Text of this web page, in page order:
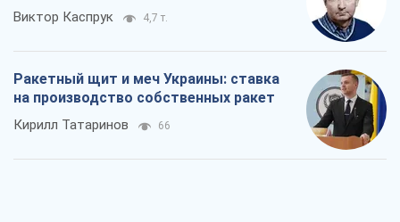
Виктор Каспрук 4,7 т.
Ракетный щит и меч Украины: ставка
на производство собственных ракет
Кирилл Татаринов 66